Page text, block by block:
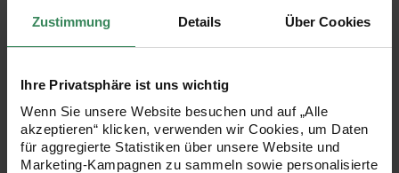
Zustimmung Details Über Cookies
Ihre Privatsphäre ist uns wichtig
Wenn Sie unsere Website besuchen und auf „Alle
akzeptieren“ klicken, verwenden wir Cookies, um Daten
für aggregierte Statistiken über unsere Website und
Marketing-Kampagnen zu sammeln sowie personalisierte
PRODUKTBESCHREIBUNG
Lurexrand verleihen jeder Tischdekoration eine edle Note.
Gefertigt aus 100 % Baumwolle, bieten sie eine
hochwertige Grundlage für individuelle Stickereien. Mit
einem Durchmesser von 20 cm und im 2er-Set erhältlich,